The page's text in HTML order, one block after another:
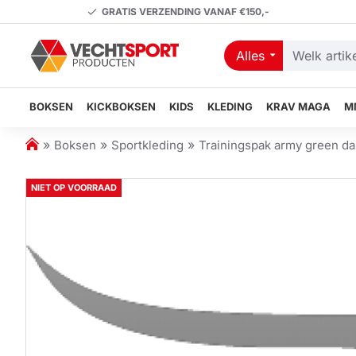
GRATIS VERZENDING VANAF €150,-
Alles
Welk
zoekt
BOKSEN KICKBOKSEN KIDS KLEDING KRAV MAGA
h
m
e
Boksen Sportkleding Trainingspak army green
NIET OP VOORRAAD